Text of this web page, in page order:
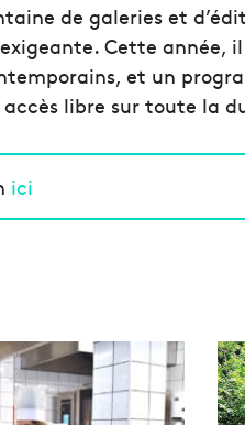
de galeries et
Cette année,
et un
libre sur toute la
ici
V
i
d